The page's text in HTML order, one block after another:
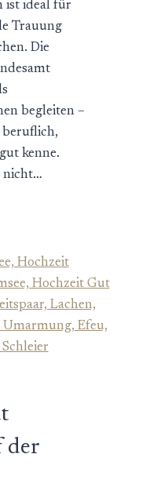
ist ideal für
Trauung
Die
begleiten –
kenne.
nicht…
der